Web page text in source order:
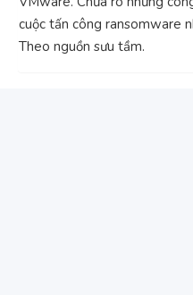
cuộc tấn công ransomware
Theo nguồn sưu tầm.